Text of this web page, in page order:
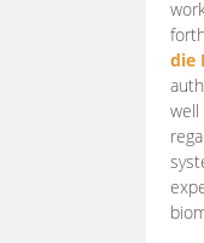
die
well